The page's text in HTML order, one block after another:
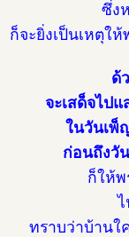
ซึ่ง
ก็จะยิ่งเป็นเหตุใ
ด้
จะเสด็จไป
ในวันเพ็
ก่อนถึงวั
ก็ให้
ทราบว่าบ้านใ